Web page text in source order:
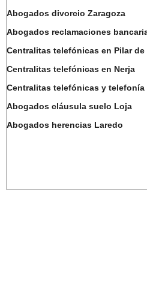
Abogados divorcio Zaragoza
Abogados reclamaciones
Centralitas telefónicas en Pilar de
Centralitas telefónicas en Nerja
Centralitas telefónicas y telefonía
Abogados cláusula suelo Loja
Abogados herencias Laredo